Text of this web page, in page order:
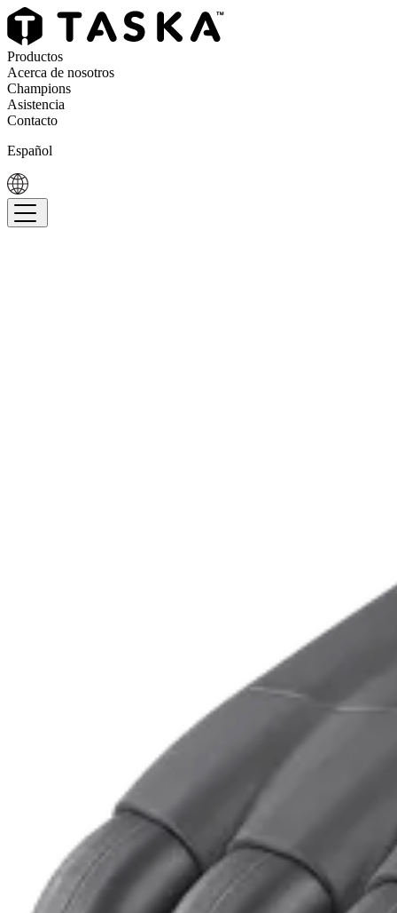
Productos
Acerca de nosotros
Champions
Asistencia
Contacto
Español